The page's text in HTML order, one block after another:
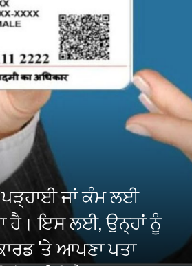
ਜਾਂ ਕੰਮ ਲਈ
ਹੈ। ਇਸ ਲਈ, ਉਨ੍ਹਾਂ ਨੂੰ
'ਤੇ ਆਪਣਾ ਪਤਾ